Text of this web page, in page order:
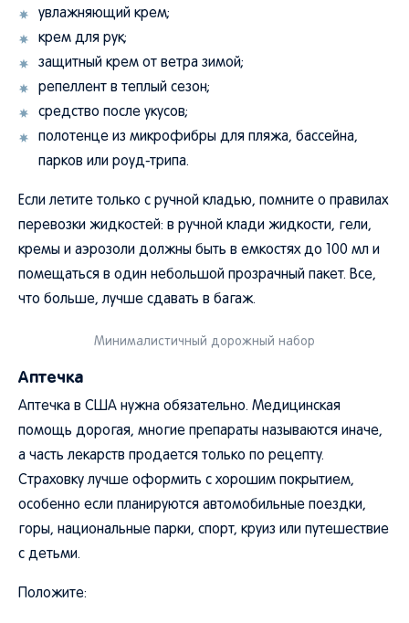
увлажняющий крем;
крем для рук;
защитный крем от ветра зимой;
репеллент в теплый сезон;
средство после укусов;
полотенце из микрофибры для пляжа, бассейна,
парков или роуд-трипа.
Если летите только с ручной кладью, помните о правилах
перевозки жидкостей: в ручной клади жидкости, гели,
кремы и аэрозоли должны быть в емкостях до 100 мл и
помещаться в один небольшой прозрачный пакет. Все,
что больше, лучше сдавать в багаж.
Минималистичный дорожный набор
Аптечка
Аптечка в США нужна обязательно. Медицинская
помощь дорогая, многие препараты называются иначе,
а часть лекарств продается только по рецепту.
Страховку лучше оформить с хорошим покрытием,
особенно если планируются автомобильные поездки,
горы, национальные парки, спорт, круиз или путешествие
с детьми.
Положите: